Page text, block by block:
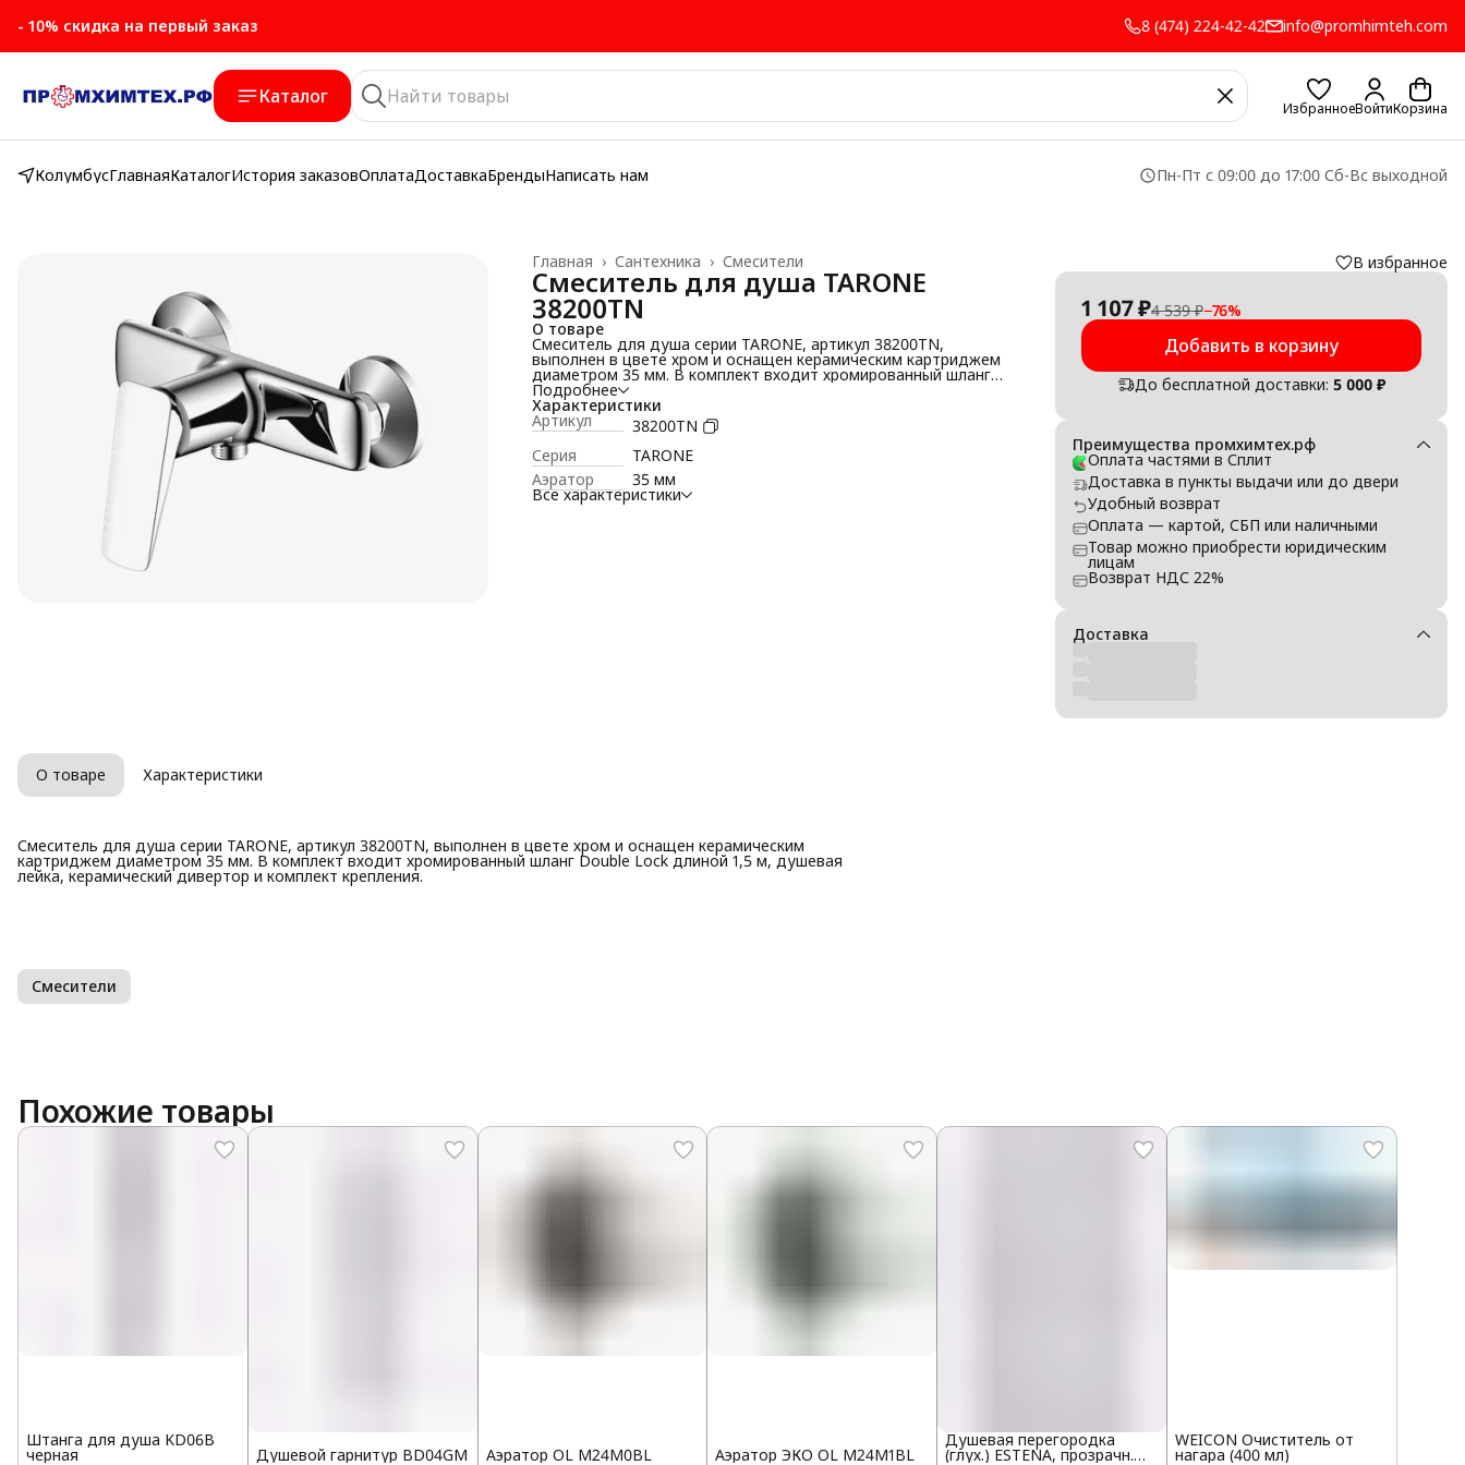
- 10% скидка на первый заказ 8 (474) 224-42-42 info@promhimteh.com
Каталог
ИзбранноеВойтиКорзина
КолумбусГлавнаяКаталогИстория заказовОплатаДоставкаБрендыНаписать нам Пн-Пт с 09:00 до 17:00 Сб-Вс выходной
Смесители
Сантехника ›
Главная ›
Смеситель для душа TARONE
38200TN
О товаре
Смеситель для душа серии TARONE, артикул 38200TN,
выполнен в цвете хром и оснащен керамическим картриджем
диаметром 35 мм. В комплект входит хромированный шланг
Double Lock длиной 1,5 м, душевая лейка, керамический
дивертор и комплект крепления.
Подробнее
Характеристики
Артикул
38200TN
Серия
TARONE
Аэратор
35 мм
Все характеристики
В избранное
1 107 ₽4 539 ₽−76%
Добавить в корзину
До бесплатной доставки: 5 000 ₽
Преимущества промхимтех.рф
Оплата частями в Сплит
Доставка в пункты выдачи или до двери
Удобный возврат
Оплата — картой, СБП или наличными
Товар можно приобрести юридическим
лицам
Возврат НДС 22%
Доставка
О товаре Характеристики
Смеситель для душа серии TARONE, артикул 38200TN, выполнен в цвете хром и оснащен керамическим
картриджем диаметром 35 мм. В комплект входит хромированный шланг Double Lock длиной 1,5 м, душевая
лейка, керамический дивертор и комплект крепления.
Смесители
Похожие товары
Штанга для душа KD06B
черная Душевой гарнитур BD04GM Аэратор OL M24M0BL Аэратор ЭКО OL M24M1BL
Душевая перегородка
(глух.) ESTENA, прозрачн.
WEICON Очиститель от
нагара (400 мл)